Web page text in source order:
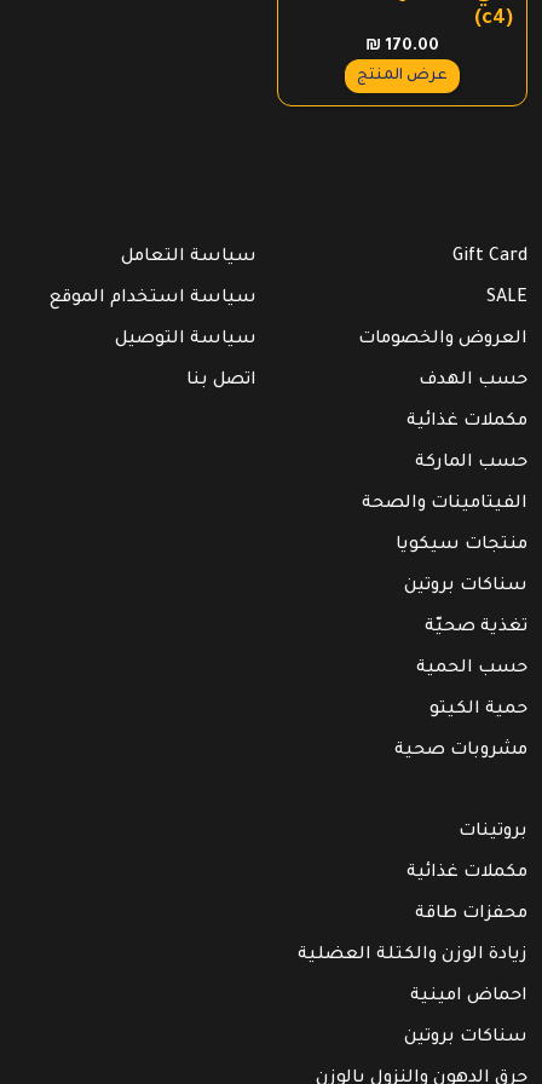
(c4)
₪ 170.00
عرض المنتج
Gift Card
SALE
العروض والخصومات
حسب الهدف
مكملات غذائية
حسب الماركة
الفيتامينات والصحة
منتجات سيكويا
سناكات بروتين
تغذية صحيّة
حسب الحمية
حمية الكيتو
مشروبات صحية
سياسة التعامل
سياسة استخدام الموقع
سياسة التوصيل
اتصل بنا
بروتينات
مكملات غذائية
محفزات طاقة
زيادة الوزن والكتلة العضلية
احماض امينية
سناكات بروتين
حرق الدهون والنزول بالوزن